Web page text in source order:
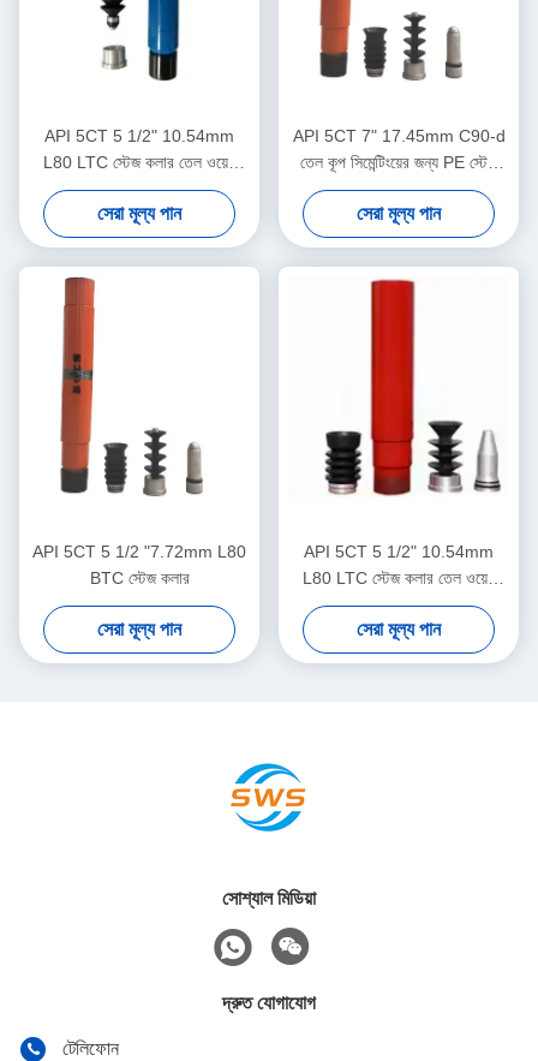
API 5CT 5 1/2" 10.54mm
L80 LTC স্টেজ কলার তেল ওয়েল
সিমেন্টিংয়ের জন্য
সেরা মূল্য পান
API 5CT 7" 17.45mm C90-d
তেল কূপ সিমেন্টিংয়ের জন্য PE স্টেজ
কলার
সেরা মূল্য পান
API 5CT 5 1/2 "7.72mm L80
BTC স্টেজ কলার
সেরা মূল্য পান
API 5CT 5 1/2" 10.54mm
L80 LTC স্টেজ কলার তেল ওয়েল
সিমেন্টিংয়ের জন্য
সেরা মূল্য পান
সোশ্যাল মিডিয়া
দ্রুত যোগাযোগ
টেলিফোন